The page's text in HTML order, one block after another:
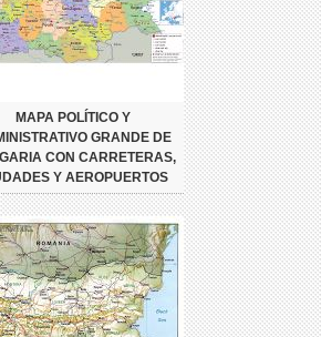
MAPA POLÍTICO Y
GRANDE DE
CON CARRETERAS,
Y AEROPUERTOS